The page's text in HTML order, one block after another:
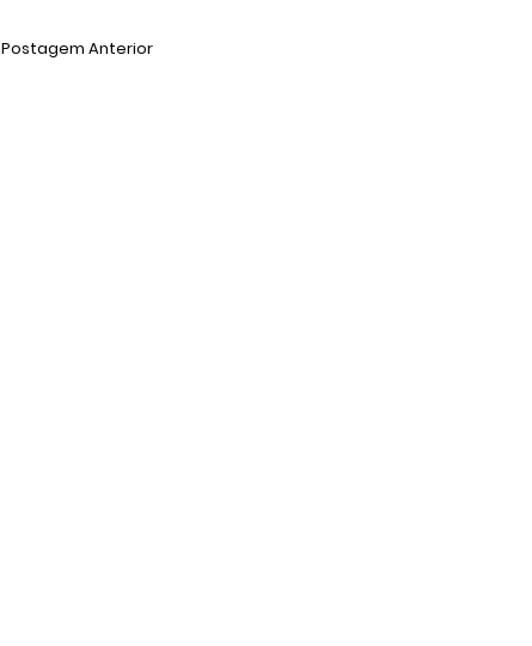
Postagem Anterior